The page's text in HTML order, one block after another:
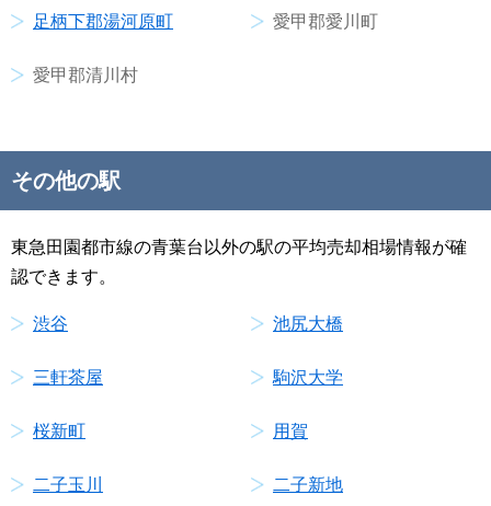
足柄下郡湯河原町 愛甲郡愛川町
愛甲郡清川村
その他の駅
東急田園都市線の青葉台以外の駅の平均売却相場情報が確
認できます。
渋谷 池尻大橋
三軒茶屋 駒沢大学
桜新町 用賀
二子玉川 二子新地